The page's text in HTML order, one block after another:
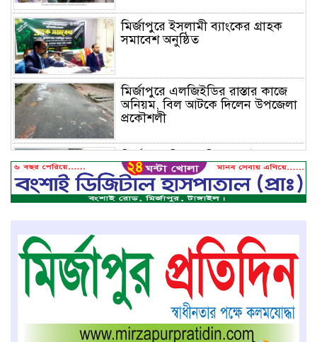
মির্জাপুরে ইসলামী ব্যাংকের গ্রাহক
সমাবেশ অনুষ্ঠিত
মির্জাপুরে এলজিইডির রাস্তার কাজে
অনিয়ম, বিল আটকে দিলেন উপজেলা
প্রকৌশলী
দুয়ারি জাল ধ্বংস
মির্জাপুরে বহুরিয়া সরকারি প্রাথমিক
বিদ্যালয়ের ম্যানেজিং কমিটি গঠন